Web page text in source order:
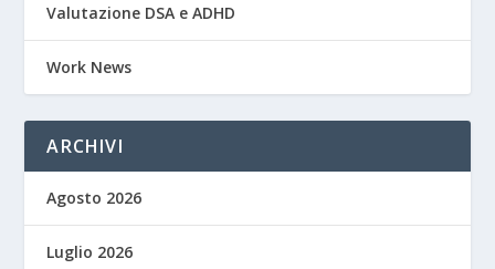
Valutazione DSA e ADHD
Work News
ARCHIVI
Agosto 2026
Luglio 2026